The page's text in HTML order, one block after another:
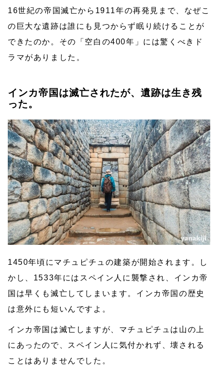
16世紀の帝国滅亡から1911年の再発見まで、なぜこ
の巨大な遺跡は誰にも見つからず眠り続けることが
できたのか。その「空白の400年」には驚くべきド
ラマがありました。
インカ帝国は滅亡されたが、遺跡は生き残
った。
1450年頃にマチュピチュの建築が開始されます。し
かし、1533年にはスペイン人に襲撃され、インカ帝
国は早くも滅亡してしまいます。インカ帝国の歴史
は意外にも短いんですよ。
インカ帝国は滅亡しますが、マチュピチュは山の上
にあったので、スペイン人に気付かれず、壊される
ことはありませんでした。